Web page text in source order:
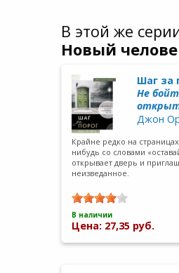
В этой же
Новый
Шаг за
Не
Джон
Крайне редко на
нибудь со словами
открывает дверь и
неизведанное.
В наличии
Цена: 27,35 руб.